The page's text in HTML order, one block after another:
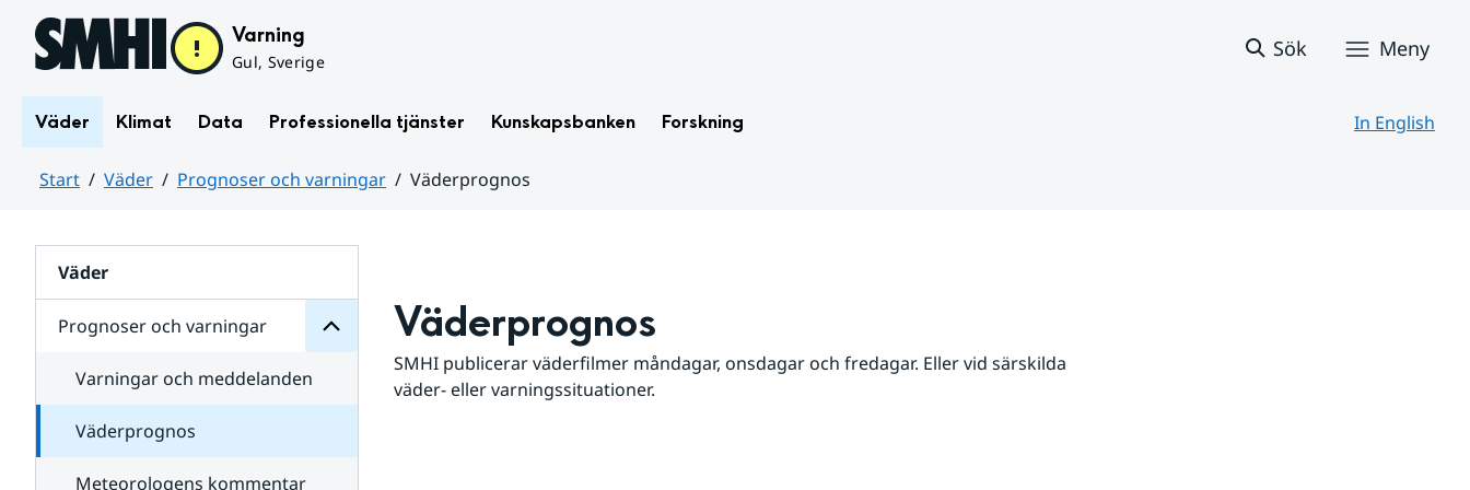
Hoppa till sidans innehåll Varning
Gul, Sverige
Sök Meny
Väder Klimat Data Professionella tjänster Kunskapsbanken Forskning In English
Start Väder Prognoser och varningar
Väderprognos
Väder
Prognoser och varningar
för
varningar
Varningar och meddelanden
Väderprognos
Meteorologens kommentar
Väderprognos
SMHI publicerar väderfilmer måndagar, onsdagar och fredagar. Eller vid särskilda
väder- eller varningssituationer.